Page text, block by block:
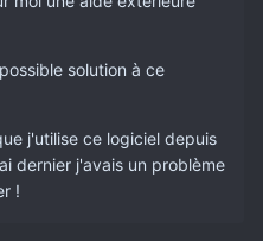
solution à ce
j'utilise ce logiciel depuis
dernier j'avais un problème
!